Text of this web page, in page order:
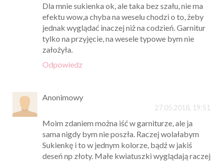
Dla mnie sukienka ok, ale taka bez szału, nie ma
efektu wow,a chyba na weselu chodzi o to, żeby
jednak wyglądać inaczej niż na codzień. Garnitur
tylko na przyjęcie, na wesele typowe bym nie
założyła.
Odpowiedz
Anonimowy
27.05.2018, 19:51
Moim zdaniem można iść w garniturze, ale ja
sama nigdy bym nie poszła. Raczej wolałabym
Sukienkę i to w jednym kolorze, bądź w jakiś
deseń np złoty. Małe kwiatuszki wyglądają raczej